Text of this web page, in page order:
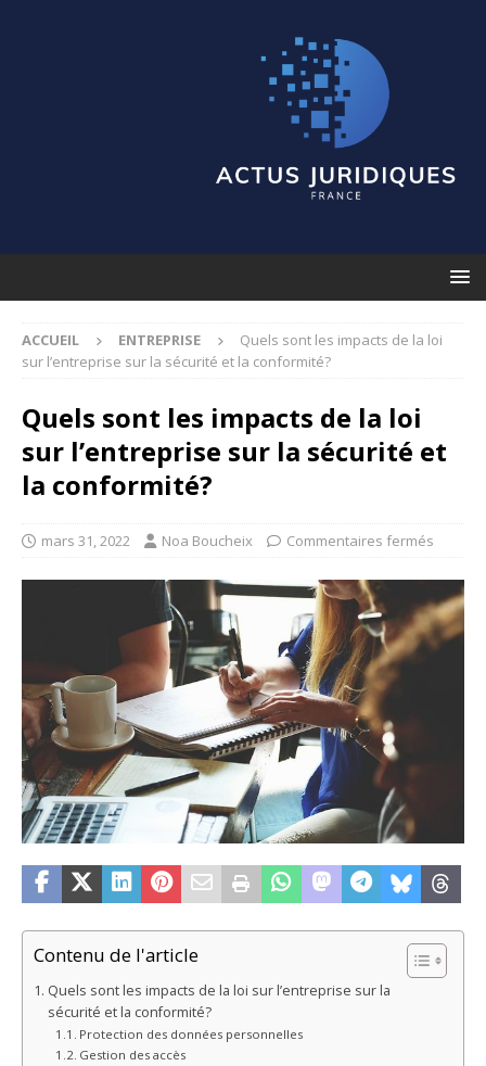
ACCUEIL ENTREPRISE
Quels sont les impacts de la loi
sur l’entreprise sur la sécurité et la conformité?
Quels sont les impacts de la loi
sur l’entreprise sur la sécurité et
la conformité?
mars 31, 2022 Noa Boucheix Commentaires fermés
Contenu de l'article
Quels sont les impacts de la loi sur l’entreprise sur la
sécurité et la conformité?
Protection des données personnelles
Gestion des accès